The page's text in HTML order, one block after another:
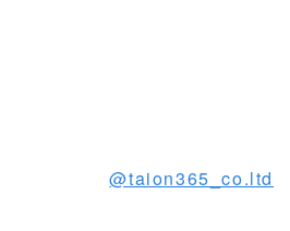
@taion365_co.ltd